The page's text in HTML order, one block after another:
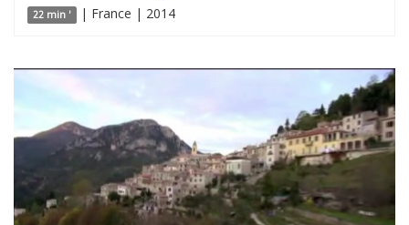
22 min ' | France | 2014